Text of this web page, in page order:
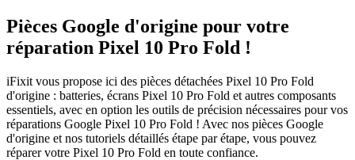
Pièces Google d'origine pour votre
réparation Pixel 10 Pro Fold !
iFixit vous propose ici des pièces détachées Pixel 10 Pro Fold
d'origine : batteries, écrans Pixel 10 Pro Fold et autres composants
essentiels, avec en option les outils de précision nécessaires pour vos
réparations Google Pixel 10 Pro Fold ! Avec nos pièces Google
d'origine et nos tutoriels détaillés étape par étape, vous pouvez
réparer votre Pixel 10 Pro Fold en toute confiance.